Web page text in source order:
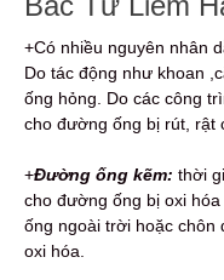
+Có nhiều nguyên nhân
Do tác động như khoan
ống hỏng. Do các công
cho đường ống bị rút, rật
+Đường ống kẽm: thời
cho đường ống bị oxi
ống ngoài trời hoặc chôn
oxi hóa.